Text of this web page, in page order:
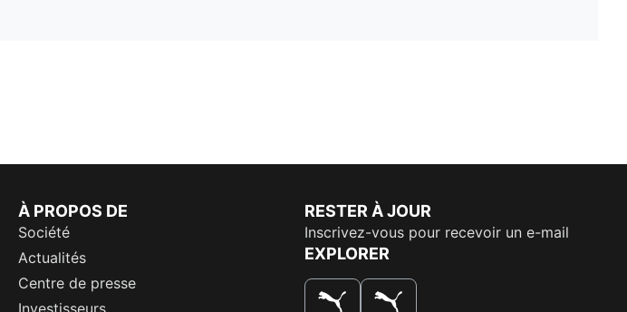
À PROPOS DE
Société
Actualités
Centre de presse
RESTER À JOUR
Inscrivez-vous pour recevoir un e-mail
EXPLORER